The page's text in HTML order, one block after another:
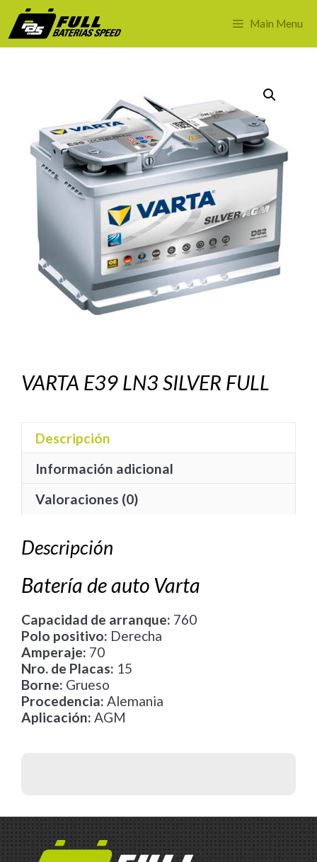
Saltar
contenido
Main Menu
VARTA E39 LN3 SILVER FULL
Descripción
Información adicional
Valoraciones (0)
Descripción
Batería de auto Varta
Capacidad de arranque: 760
Polo positivo: Derecha
Amperaje: 70
Nro. de Placas: 15
Borne: Grueso
Procedencia: Alemania
Aplicación: AGM